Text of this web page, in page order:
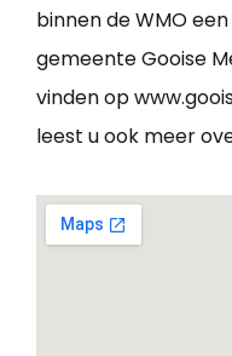
binnen de WMO
gemeente Gooise
vinden op
leest u ook meer